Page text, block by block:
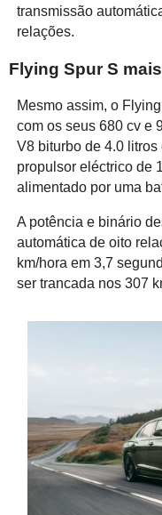
transmissão
relações.
Flying Spur S
Mesmo assim, o
com os seus 680 cv e
V8 biturbo de 4.0
propulsor eléctrico de
alimentado por uma
A potência e binário
automática de oito
km/hora em 3,7
ser trancada nos 307